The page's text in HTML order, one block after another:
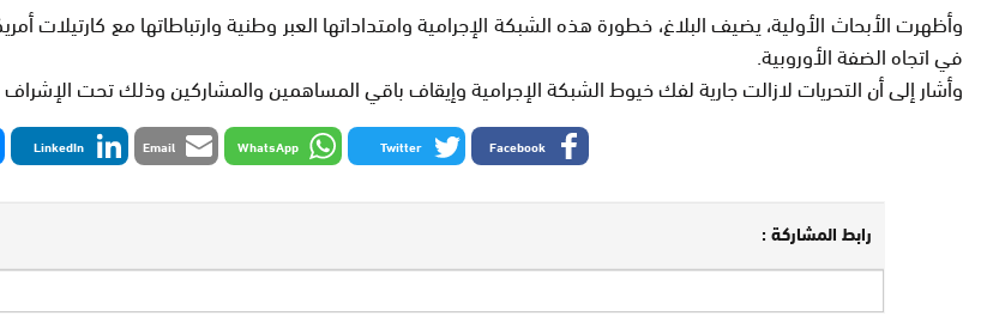
وأظهرت الأبحاث الأولية، يضيف البلاغ، خطورة هذه الشبكة الإجرامية وامتداداتها العبر وطنية وارتباطاتها مع كارتيلات
في اتجاه الضفة الأوروبية.
وأشار إلى أن التحريات لازالت جارية لفك خيوط الشبكة الإجرامية وإيقاف باقي المساهمين والمشاركين وذلك تحت الإشراف
Facebook
Twitter
WhatsApp
Email
LinkedIn
رابط المشاركة :